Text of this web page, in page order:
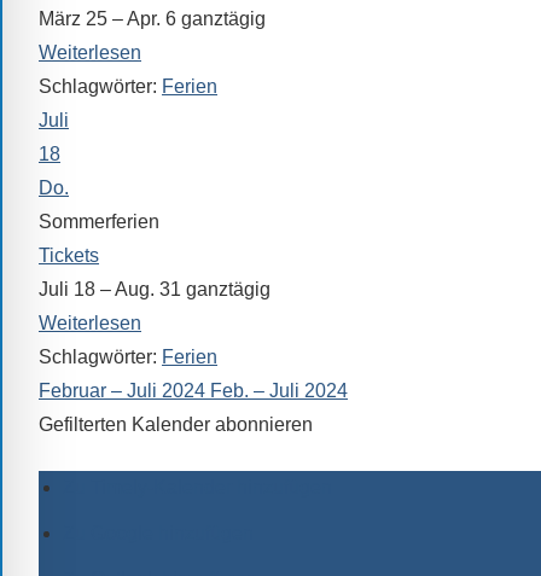
Ob
Sprach-,
Mathematik-
oder
Sportwettkampf,
Musik-
Exkursion
oder
Reise
–
unsere
Schülerinnen
Schüler
März 25 – Apr. 6 ganztägig
Weiterlesen
Schlagwörter: Ferien
Juli
18
Do.
Sommerferien
Tickets
Juli 18 – Aug. 31 ganztägig
Weiterlesen
Schlagwörter: Ferien
Februar – Juli 2024 Feb. – Juli 2024
Gefilterten Kalender abonnieren